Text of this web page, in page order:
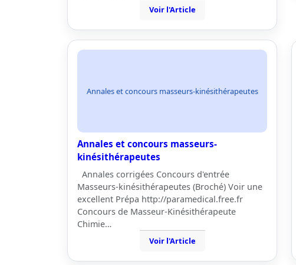
Voir l'Article
Annales et concours masseurs-kinésithérapeutes
Annales et concours masseurs-
kinésithérapeutes
Annales corrigées Concours d'entrée
Masseurs-kinésithérapeutes (Broché) Voir une
excellent Prépa http://paramedical.free.fr
Concours de Masseur-Kinésithérapeute
Chimie…
Voir l'Article